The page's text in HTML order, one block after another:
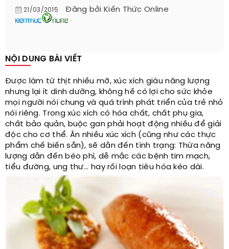
21/03/2015 Đăng bởi Kiến Thức Online
NỘI DUNG BÀI VIẾT
Được làm từ thịt nhiều mỡ, xúc xích giàu năng lượng
nhưng lại ít dinh dưỡng, không hề có lợi cho sức khỏe
mọi người nói chung và quá trình phát triển của trẻ nhỏ
nói riêng. Trong xúc xích có hóa chất, chất phụ gia,
chất bảo quản, buộc gan phải hoạt động nhiều để giải
độc cho cơ thể. Ăn nhiều xúc xích (cũng như các thực
phẩm chế biến sẵn), sẽ dẫn đến tình trạng: Thừa năng
lượng dẫn đến béo phì, dễ mắc các bệnh tim mạch,
tiểu đường, ung thư... hay rối loạn tiêu hóa kéo dài.